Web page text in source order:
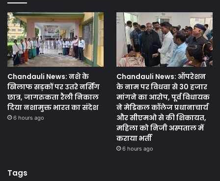
Chandauli News: नशे के
खिलाफ सड़कों पर उतरे नर्सिंग
छात्र, जागरुकता रैली निकाल
दिया नशामुक्त भारत का संदेश
6 hours ago
Chandauli News: ऑपरेशन
के नाम पर विधवा से 30 हजार
मांगने का आरोप, पूर्व विधायक
ने मेडिकल कॉलेज प्रधानाचार्य
और सीएमओ से की शिकायत,
महिला को निजी अस्पताल में
कराया भर्ती
6 hours ago
Tags